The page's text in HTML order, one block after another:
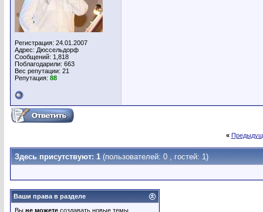
Регистрация: 24.01.2007
Адрес: Дюссельдорф
Сообщений: 1,818
Поблагодарили: 663
Вес репутации: 21
Репутация: 88
«
Здесь присутствуют: 1 (пользователей: 0 , гостей: 1)
Ваши права в разделе
Вы не можете создавать новые темы